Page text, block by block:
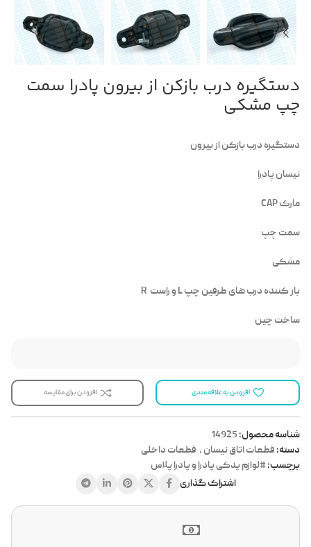
دستگیره درب بازکن از بیرون پادرا سمت
چپ مشکی
دستگیره درب بازکن از بیرون
نیسان پادرا
مارک CAP
سمت چپ
مشکی
باز کننده درب های طرفین چپ L و راست R
ساخت چین
افزودن به علاقه مندی افزودن برای مقایسه
شناسه محصول:14925
دسته: قطعات اتاق نیسان , قطعات داخلی
برچسب:#لوازم یدکی پادرا و پادرا پلاس
اشتراک گذاری